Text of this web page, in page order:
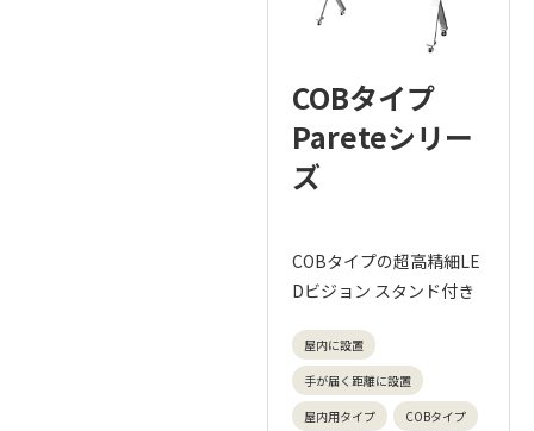
COBタイプ
Pareteシリー
ズ
COBタイプの超高精細LE
Dビジョン スタンド付き
屋内に設置
手が届く距離に設置
屋内用タイプ
COBタイプ